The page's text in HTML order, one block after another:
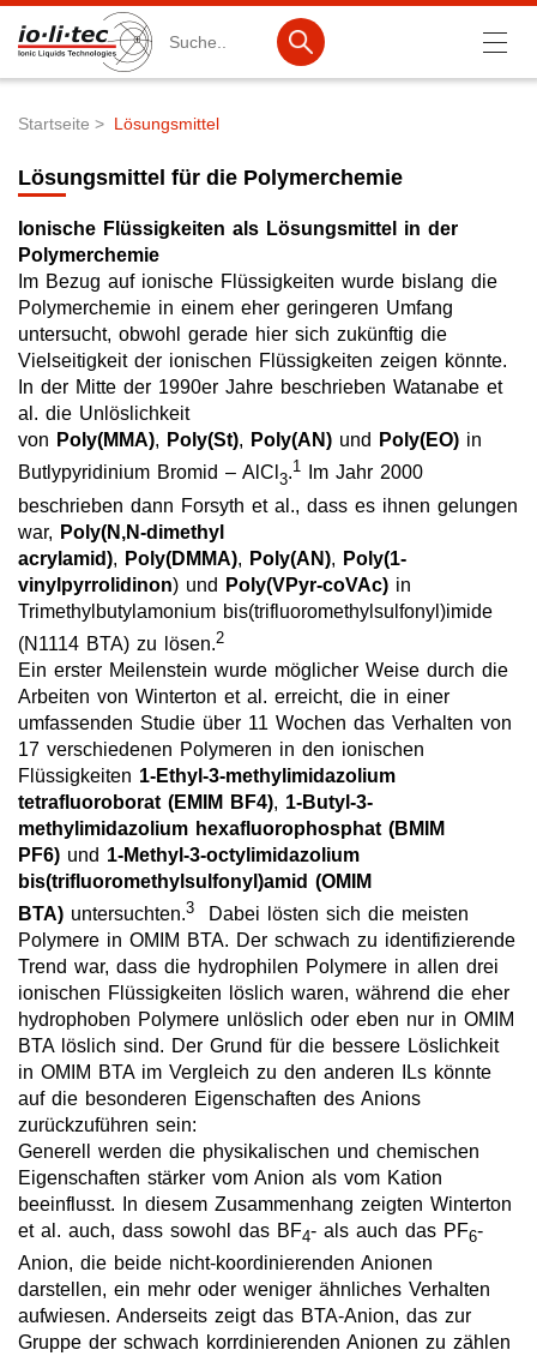
Katalog-Produkte
Produktlisten
Ionische Flüssigkeiten
Batteriematerialien
Nanotech & Coatings
3M Products & IoLiTherm
F&E-Dienstleistungen
Neue Produkte
Produkthighlights
Technologie
Ionische Flüssigkeiten
Funktionsfluide & Additive
Elektrolyte
Lösungsmittel
Biomasse
Lösungsmittel für die Polymerchemie
Organische Synthese
Reagenzien für die Analytik
Toxizität von ionischen Flüssigkeiten
Über Uns
Unternehmen
Team
Investor Relations
Karriere
Startseite Lösungsmittel
Lösungsmittel für die Polymerchemie
Ionische Flüssigkeiten als Lösungsmittel in der
Polymerchemie
Im Bezug auf ionische Flüssigkeiten wurde bislang die
Polymerchemie in einem eher geringeren Umfang
untersucht, obwohl gerade hier sich zukünftig die
Vielseitigkeit der ionischen Flüssigkeiten zeigen könnte.
In der Mitte der 1990er Jahre beschrieben Watanabe et
al. die Unlöslichkeit
von Poly(MMA), Poly(St), Poly(AN) und Poly(EO) in
Butlypyridinium Bromid – AlCl 3.1 Im Jahr 2000
beschrieben dann Forsyth et al., dass es ihnen gelungen
war, Poly(N,N-dimethyl
acrylamid), Poly(DMMA), Poly(AN), Poly(1-
vinylpyrrolidinon) und Poly(VPyr-coVAc) in
Trimethylbutylamonium bis(trifluoromethylsulfonyl)imide
(N1114 BTA) zu lösen.2
Ein erster Meilenstein wurde möglicher Weise durch die
Arbeiten von Winterton et al. erreicht, die in einer
umfassenden Studie über 11 Wochen das Verhalten von
17 verschiedenen Polymeren in den ionischen
Flüssigkeiten 1-Ethyl-3-methylimidazolium
tetrafluoroborat (EMIM BF4), 1-Butyl-3-
methylimidazolium hexafluorophosphat (BMIM
PF6) und 1-Methyl-3-octylimidazolium
bis(trifluoromethylsulfonyl)amid (OMIM
BTA) untersuchten.3 Dabei lösten sich die meisten
Polymere in OMIM BTA. Der schwach zu identifizierende
Trend war, dass die hydrophilen Polymere in allen drei
ionischen Flüssigkeiten löslich waren, während die eher
hydrophoben Polymere unlöslich oder eben nur in OMIM
BTA löslich sind. Der Grund für die bessere Löslichkeit
in OMIM BTA im Vergleich zu den anderen ILs könnte
auf die besonderen Eigenschaften des Anions
zurückzuführen sein:
Generell werden die physikalischen und chemischen
Eigenschaften stärker vom Anion als vom Kation
beeinflusst. In diesem Zusammenhang zeigten Winterton
et al. auch, dass sowohl das BF4- als auch das PF6-
Anion, die beide nicht-koordinierenden Anionen
darstellen, ein mehr oder weniger ähnliches Verhalten
aufwiesen. Anderseits zeigt das BTA-Anion, das zur
Gruppe der schwach korrdinierenden Anionen zu zählen